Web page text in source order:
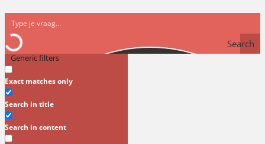
Search
Generic filters
Exact matches only
Search in title
Search in content